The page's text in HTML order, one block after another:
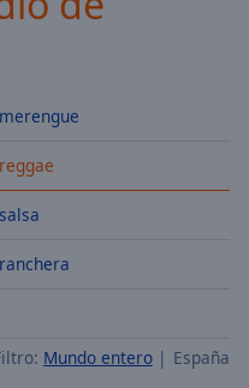
merengue
reggae
salsa
ranchera
Mundo entero España